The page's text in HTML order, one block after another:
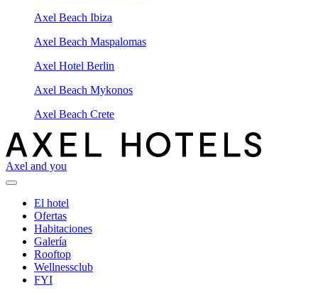
Axel Beach Ibiza
Axel Beach Maspalomas
Axel Hotel Berlin
Axel Beach Mykonos
Axel Beach Crete
Axel and you
El hotel
Ofertas
Habitaciones
Galería
Rooftop
Wellnessclub
FYI